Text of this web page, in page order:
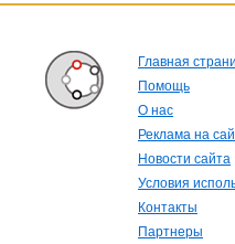
Главная
Помощь
О нас
Реклама на
Новости сайта
Условия
Контакты
Партнеры